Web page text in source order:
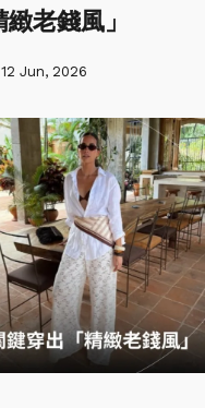
老錢風」
12 Jun, 2026